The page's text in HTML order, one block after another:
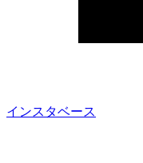
インスタベース